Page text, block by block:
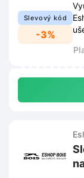
Slevový kód
-3%